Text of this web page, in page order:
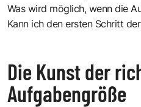
Was wird möglich, wenn die
Kann ich den ersten Schritt
Die Kunst der
Aufgabengröße